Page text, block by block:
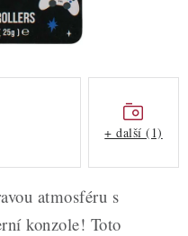
objednávka
atmosféru s
konzole! Toto
+ další (1)